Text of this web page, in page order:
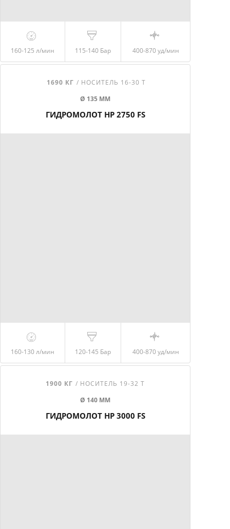
160-125 л/мин 115-140 Бар 400-870уд/мин
1690 КГ / НОСИТЕЛЬ 16-30 Т
Ø 135 ММ
ГИДРОМОЛОТ HP 2750 FS
160-130л/мин 120-145 Бар 400-870уд/мин
1900 КГ / НОСИТЕЛЬ 19-32 Т
Ø 140 ММ
ГИДРОМОЛОТ HP 3000 FS